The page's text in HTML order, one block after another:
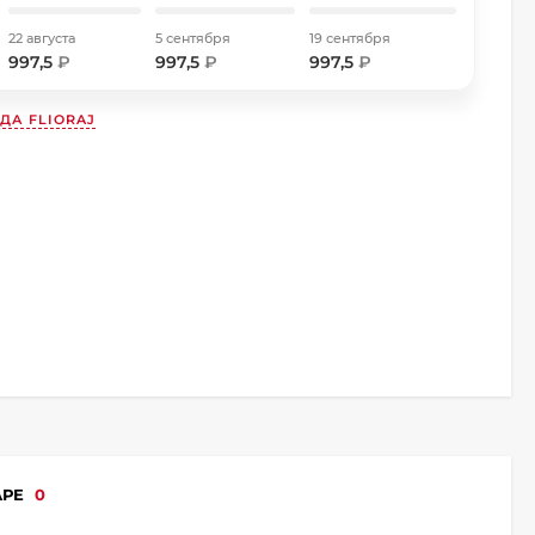
22 августа
997,5 ₽
5 сентября
997,5 ₽
19 сентября
997,5₽
FLIORAJ
0